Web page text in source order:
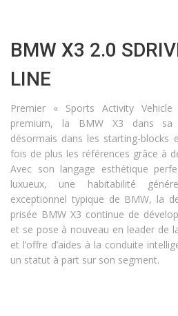
BMW X3 2.0
LINE
Premier « Sports Activity
premium, la BMW X3 dans sa
désormais dans les starting-blocks
fois de plus les références grâce à
Avec son langage esthétique
luxueux, une habitabilité
exceptionnel typique de BMW, la
prisée BMW X3 continue de
et se pose à nouveau en leader de
et l’offre d’aides à la conduite
un statut à part sur son segment.